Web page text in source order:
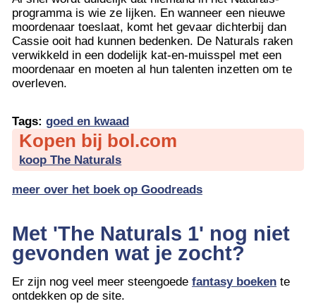
programma is wie ze lijken. En wanneer een nieuwe
moordenaar toeslaat, komt het gevaar dichterbij dan
Cassie ooit had kunnen bedenken. De Naturals raken
verwikkeld in een dodelijk kat-en-muisspel met een
moordenaar en moeten al hun talenten inzetten om te
overleven.
Tags: goed en kwaad
Kopen bij bol.com
koop The Naturals
meer over het boek op Goodreads
Met 'The Naturals 1' nog niet
gevonden wat je zocht?
Er zijn nog veel meer steengoede fantasy boeken te
ontdekken op de site.